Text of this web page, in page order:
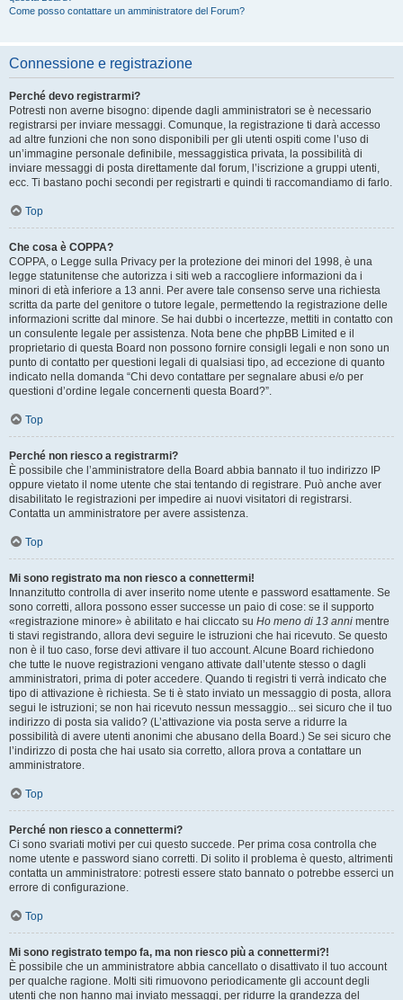
Come posso contattare un amministratore del Forum?
Connessione e registrazione
Perché devo registrarmi?
Potresti non averne bisogno: dipende dagli amministratori se è necessario
registrarsi per inviare messaggi. Comunque, la registrazione ti darà accesso
ad altre funzioni che non sono disponibili per gli utenti ospiti come l’uso di
un’immagine personale definibile, messaggistica privata, la possibilità di
inviare messaggi di posta direttamente dal forum, l’iscrizione a gruppi utenti,
ecc. Ti bastano pochi secondi per registrarti e quindi ti raccomandiamo di farlo.
Top
Che cosa è COPPA?
COPPA, o Legge sulla Privacy per la protezione dei minori del 1998, è una
legge statunitense che autorizza i siti web a raccogliere informazioni da i
minori di età inferiore a 13 anni. Per avere tale consenso serve una richiesta
scritta da parte del genitore o tutore legale, permettendo la registrazione delle
informazioni scritte dal minore. Se hai dubbi o incertezze, mettiti in contatto con
un consulente legale per assistenza. Nota bene che phpBB Limited e il
proprietario di questa Board non possono fornire consigli legali e non sono un
punto di contatto per questioni legali di qualsiasi tipo, ad eccezione di quanto
indicato nella domanda “Chi devo contattare per segnalare abusi e/o per
questioni d’ordine legale concernenti questa Board?”.
Top
Perché non riesco a registrarmi?
È possibile che l’amministratore della Board abbia bannato il tuo indirizzo IP
oppure vietato il nome utente che stai tentando di registrare. Può anche aver
disabilitato le registrazioni per impedire ai nuovi visitatori di registrarsi.
Contatta un amministratore per avere assistenza.
Top
Mi sono registrato ma non riesco a connettermi!
Innanzitutto controlla di aver inserito nome utente e password esattamente. Se
sono corretti, allora possono esser successe un paio di cose: se il supporto
«registrazione minore» è abilitato e hai cliccato su Ho meno di 13 anni mentre
ti stavi registrando, allora devi seguire le istruzioni che hai ricevuto. Se questo
non è il tuo caso, forse devi attivare il tuo account. Alcune Board richiedono
che tutte le nuove registrazioni vengano attivate dall’utente stesso o dagli
amministratori, prima di poter accedere. Quando ti registri ti verrà indicato che
tipo di attivazione è richiesta. Se ti è stato inviato un messaggio di posta, allora
segui le istruzioni; se non hai ricevuto nessun messaggio... sei sicuro che il tuo
indirizzo di posta sia valido? (L’attivazione via posta serve a ridurre la
possibilità di avere utenti anonimi che abusano della Board.) Se sei sicuro che
l’indirizzo di posta che hai usato sia corretto, allora prova a contattare un
amministratore.
Top
Perché non riesco a connettermi?
Ci sono svariati motivi per cui questo succede. Per prima cosa controlla che
nome utente e password siano corretti. Di solito il problema è questo, altrimenti
contatta un amministratore: potresti essere stato bannato o potrebbe esserci un
errore di configurazione.
Top
Mi sono registrato tempo fa, ma non riesco più a connettermi?!
È possibile che un amministratore abbia cancellato o disattivato il tuo account
per qualche ragione. Molti siti rimuovono periodicamente gli account degli
utenti che non hanno mai inviato messaggi, per ridurre la grandezza del